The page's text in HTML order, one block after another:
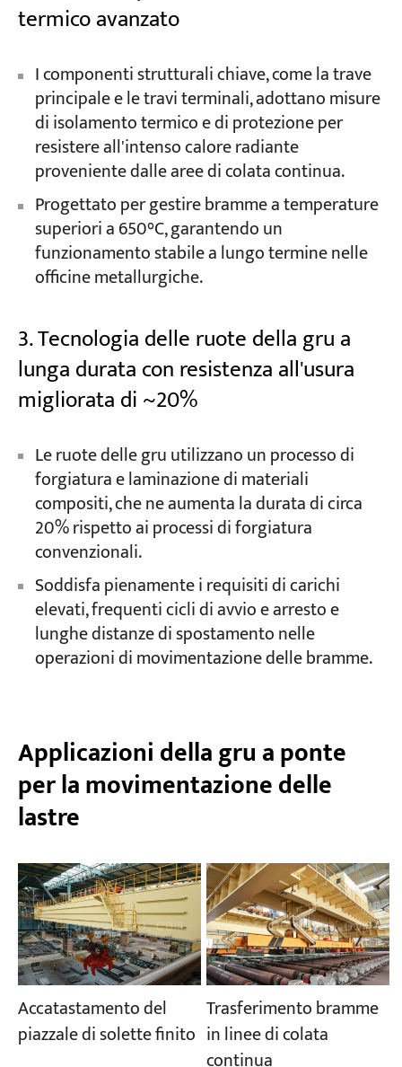
termico avanzato
I componenti strutturali chiave, come la trave
principale e le travi terminali, adottano misure
di isolamento termico e di protezione per
resistere all'intenso calore radiante
proveniente dalle aree di colata continua.
Progettato per gestire bramme a temperature
superiori a 650°C, garantendo un
funzionamento stabile a lungo termine nelle
officine metallurgiche.
3. Tecnologia delle ruote della gru a
lunga durata con resistenza all'usura
migliorata di ~20%
Le ruote delle gru utilizzano un processo di
forgiatura e laminazione di materiali
compositi, che ne aumenta la durata di circa
20% rispetto ai processi di forgiatura
convenzionali.
Soddisfa pienamente i requisiti di carichi
elevati, frequenti cicli di avvio e arresto e
lunghe distanze di spostamento nelle
operazioni di movimentazione delle bramme.
Applicazioni della gru a ponte
per la movimentazione delle
lastre
Accatastamento del
piazzale di solette finito
Trasferimento bramme
in linee di colata